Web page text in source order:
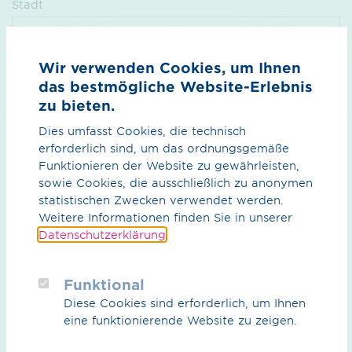
Stadt
Land
Nachricht*
Wir verwenden Cookies, um Ihnen
das bestmögliche Website-Erlebnis
zu bieten.
Dies umfasst Cookies, die technisch
erforderlich sind, um das ordnungsgemäße
Funktionieren der Website zu gewährleisten,
sowie Cookies, die ausschließlich zu anonymen
statistischen Zwecken verwendet werden.
Weitere Informationen finden Sie in unserer
Datenschutzerklärung
Funktional
Diese Cookies sind erforderlich, um Ihnen
eine funktionierende Website zu zeigen.